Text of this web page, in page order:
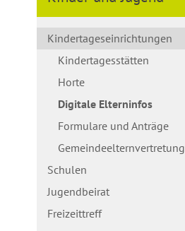
Kindertageseinrichtungen
Kindertagesstätten
Horte
Digitale Elterninfos
Formulare und Anträge
Gemeindeelternvertretung
Schulen
Jugendbeirat
Freizeittreff